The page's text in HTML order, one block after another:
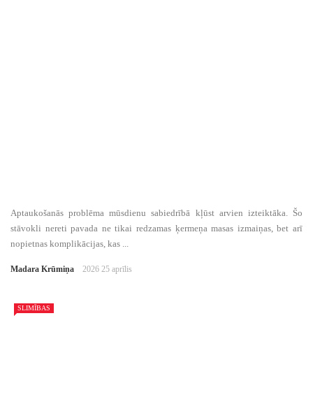
Aptaukošanās problēma mūsdienu sabiedrībā kļūst arvien izteiktāka. Šo
stāvokli nereti pavada ne tikai redzamas ķermeņa masas izmaiņas, bet arī
nopietnas komplikācijas, kas ...
Madara Krūmiņa 2026 25 aprīlis
SLIMĪBAS